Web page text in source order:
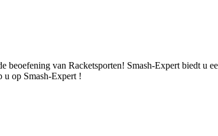
van Racketsporten! Smash-Expert biedt u
u op Smash-Expert !